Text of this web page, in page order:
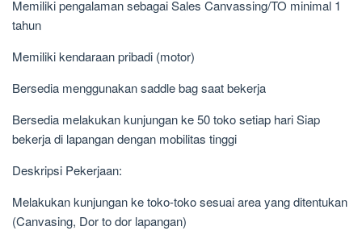
Memiliki pengalaman sebagai Sales Canvassing/TO minimal 1
tahun
Memiliki kendaraan pribadi (motor)
Bersedia menggunakan saddle bag saat bekerja
Bersedia melakukan kunjungan ke 50 toko setiap hari Siap
bekerja di lapangan dengan mobilitas tinggi
Deskripsi Pekerjaan:
Melakukan kunjungan ke toko-toko sesuai area yang ditentukan
(Canvasing, Dor to dor lapangan)